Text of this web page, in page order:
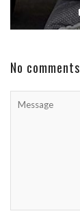
No comments